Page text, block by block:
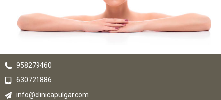
958279460
630721886
info@clinicapulgar.com